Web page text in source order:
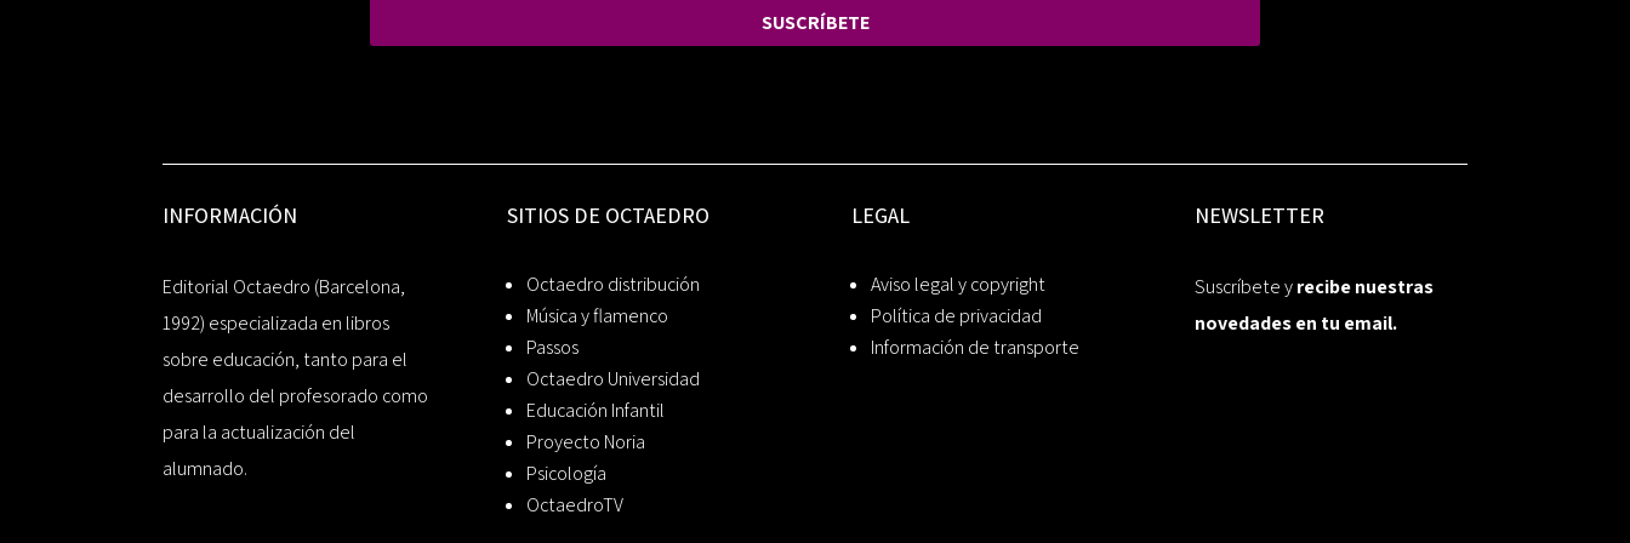
SUSCRÍBETE
INFORMACIÓN
Editorial Octaedro (Barcelona,
1992) especializada en libros
sobre educación, tanto para el
desarrollo del profesorado como
para la actualización del
alumnado.
SITIOS DE OCTAEDRO
Octaedro distribución
Música y flamenco
Passos
Octaedro Universidad
Educación Infantil
Proyecto Noria
Psicología
OctaedroTV
LEGAL
Aviso legal y copyright
Política de privacidad
Información de transporte
NEWSLETTER
Suscríbete yrecibe nuestras
novedades en tu email.